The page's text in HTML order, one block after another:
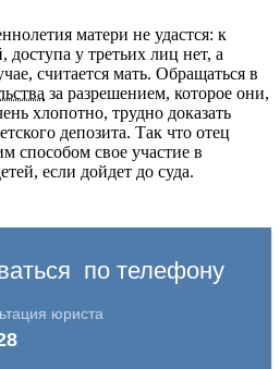
матери не удастся: к
у третьих лиц нет, а
считается мать. Обращаться в
за разрешением, которое они,
хлопотно, трудно доказать
депозита. Так что отец
способом свое участие в
если дойдет до суда.